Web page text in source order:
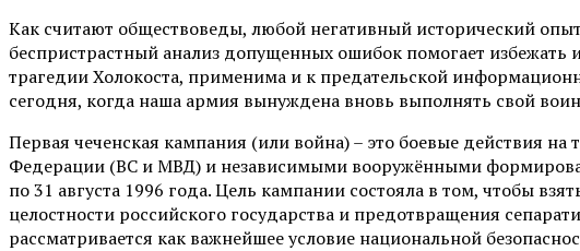
Как считают обществоведы, любой негативный исторический
беспристрастный анализ допущенных ошибок помогает
трагедии Холокоста, применима и к предательской
сегодня, когда наша армия вынуждена вновь выполнять свой
Первая чеченская кампания (или война) – это боевые действия
Федерации (ВС и МВД) и независимыми вооружёнными
по 31 августа 1996 года. Цель кампании состояла в том, чтобы
целостности российского государства и предотвращения
рассматривается как важнейшее условие национальной